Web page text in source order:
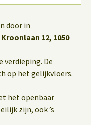
door in
12, 1050
verdieping. De
op het gelijkvloers.
het openbaar
zijn, ook ’s